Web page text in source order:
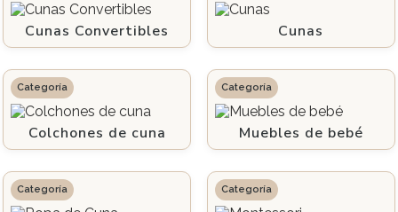
Cunas Convertibles Cunas
Colchones de cuna Muebles de bebé